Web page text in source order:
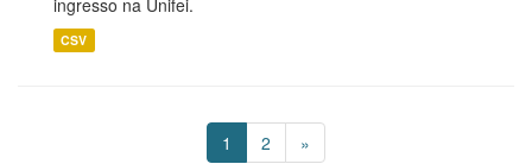
ingresso na Unifei.
CSV
1 2 »